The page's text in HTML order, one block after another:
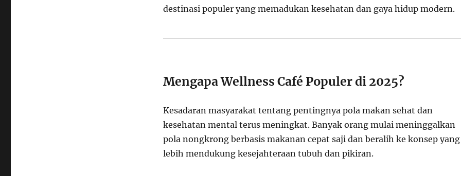
destinasi populer yang memadukan kesehatan dan gaya hidup modern.
Mengapa Wellness Café Populer di 2025?
Kesadaran masyarakat tentang pentingnya pola makan sehat dan
kesehatan mental terus meningkat. Banyak orang mulai meninggalkan
pola nongkrong berbasis makanan cepat saji dan beralih ke konsep yang
lebih mendukung kesejahteraan tubuh dan pikiran.